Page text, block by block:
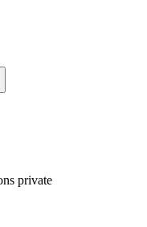
private